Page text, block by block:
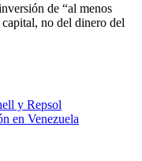
de “al menos
no del dinero del